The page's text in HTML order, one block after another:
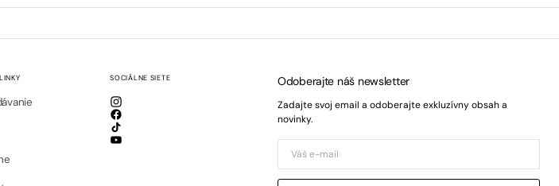
SOCIÁLNE SIETE
Instagram
Facebook
TikTok
YouTube
Odoberajte náš newsletter
Zadajte svoj email a odoberajte exkluzívny obsah a
novinky.